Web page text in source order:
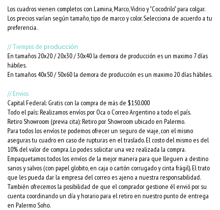
Los cuadros vienen completos con Lamina, Marco, Vidrio y "Cocodrilo" para colgar.
Los precios varían según tamaño, tipo de marco y color. Selecciona de acuerdo a tu
preferencia.
// Tiempos de producción
En tamaños 20x20 / 20x30 / 30x40 la demora de producción es un maximo 7 días
hábiles.
En tamaños 40x50 / 50x60 la demora de producción es un maximo 20 días hábiles.
// Envios
Capital Federal: Gratis con la compra de más de $150.000
Todo el país: Realizamos envíos por Oca o Correo Argentino a todo el país.
Retiro Showroom (previa cita): Retiro por Showroom ubicado en Palermo.
Para todos los envíos te podemos ofrecer un seguro de viaje, con el mismo
aseguras tu cuadro en caso de rupturas en el traslado. El costo del mismo es del
10% del valor de compra. Lo podes solicitar una vez realizada la compra.
Empaquetamos todos los envíos de la mejor manera para que lleguen a destino
sanos y salvos (con papel globito, en caja o cartón corrugado y cinta frágil). El trato
que les pueda dar la empresa del correo es ajeno a nuestra responsabilidad.
También ofrecemos la posibilidad de que el comprador gestione él envió por su
cuenta coordinando un día y horario para el retiro en nuestro punto de entrega
en Palermo Soho.